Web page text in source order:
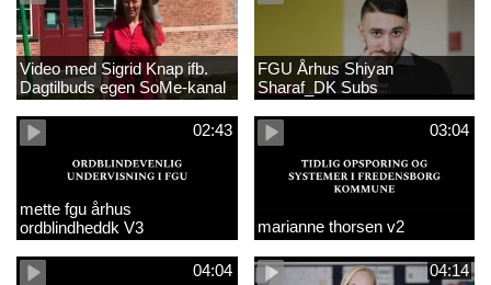
Video med Sigrid Knap ifb.
Dagtilbuds egen SoMe-kanal
FGU Århus Shiyan
Sharaf_DK Subs
02:43
mette fgu århus
ordblindheddk V3
03:04
marianne thorsen v2
04:04 04:14